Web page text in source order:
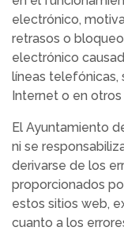
electrónico,
retrasos o
electrónico
líneas telefónicas,
Internet o en
El Ayuntamiento
ni se
derivarse de los
proporcionados
estos sitios web,
cuanto a los